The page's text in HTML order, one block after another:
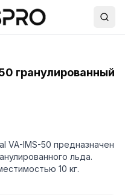
гранулированный
VA-IMS-50 предназначен
льда.
10 кг.